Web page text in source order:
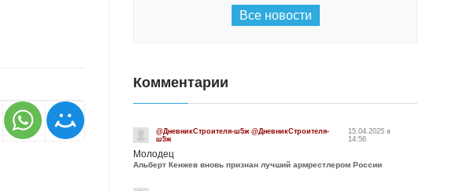
Все новости
Комментарии
@ДневникСтроителя-ш5ж @ДневникСтроителя-
ш5ж
15.04.2025 в
14:56
Молодец
Альберт Кенжев вновь признан лучший армрестлером России